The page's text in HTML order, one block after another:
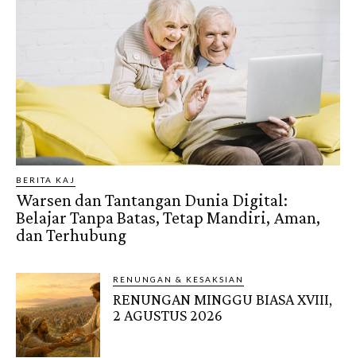
BERITA KAJ
Warsen dan Tantangan Dunia Digital:
Belajar Tanpa Batas, Tetap Mandiri, Aman,
dan Terhubung
RENUNGAN & KESAKSIAN
RENUNGAN MINGGU BIASA XVIII,
2 AGUSTUS 2026